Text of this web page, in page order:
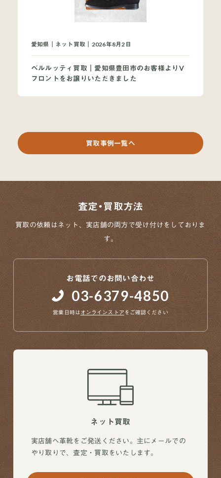
愛知県｜ネット買取｜2026年8月2日
ベルルッティ買取｜愛知県豊田市のお客様よりV
フロントをお譲りいただきました
買取事例一覧へ
査定・買取方法
買取の依頼はネット、実店舗の両方で受け付けをしておりま
す。
お電話でのお問い合わせ
03-6379-4850
営業日時はオンラインストア をご確認ください
ネット買取
実店舗へ革靴をご発送ください。主にメールでの
やり取りで、査定・買取をいたします。